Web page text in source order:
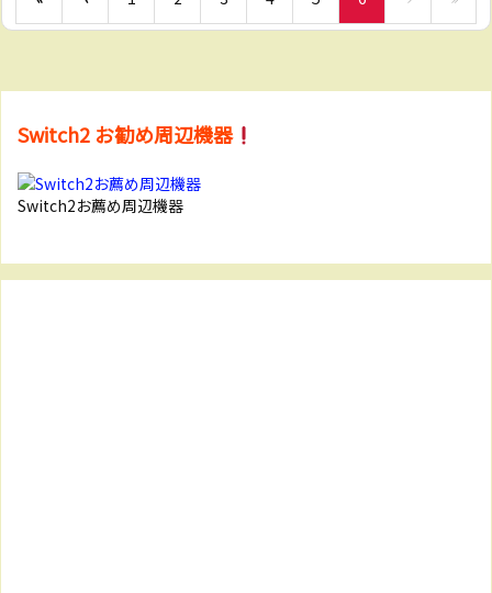
Switch2 お勧め周辺機器
Switch2お薦め周辺機器